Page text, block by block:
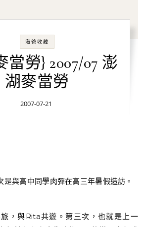
海爸收藏
當勞} 2007/07 澎
湖麥當勞
2007-07-21
是與高中同學肉彈在高三年暑假造訪。
，與Rita共遊。第三次，也就是上一